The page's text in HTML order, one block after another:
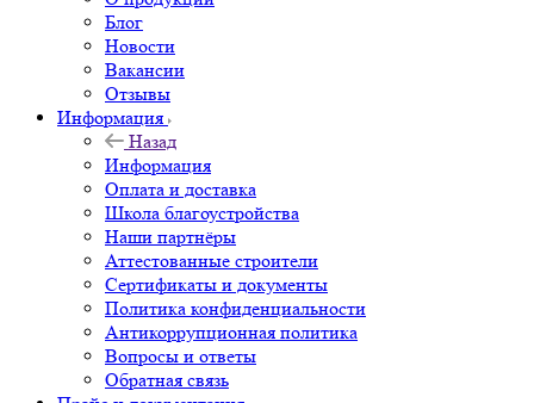
Блог
Новости
Вакансии
Отзывы
Информация
Назад
Информация
Оплата и доставка
Школа благоустройства
Наши партнёры
Аттестованные строители
Сертификаты и документы
Политика конфиденциальности
Антикоррупционная политика
Вопросы и ответы
Обратная связь